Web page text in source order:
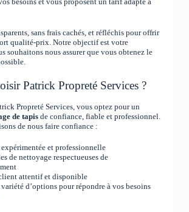
sans frais cachés, et réfléchis pour offrir
qualité-prix. Notre objectif est votre
souhaitons nous assurer que vous obtenez le
Patrick Propreté Services ?
Propreté Services, vous optez pour un
de tapisde confiance, fiable et professionnel.
de nous faire confiance :
et professionnelle
de nettoyage respectueuses de
attentif et disponible
d’options pour répondre à vos besoins